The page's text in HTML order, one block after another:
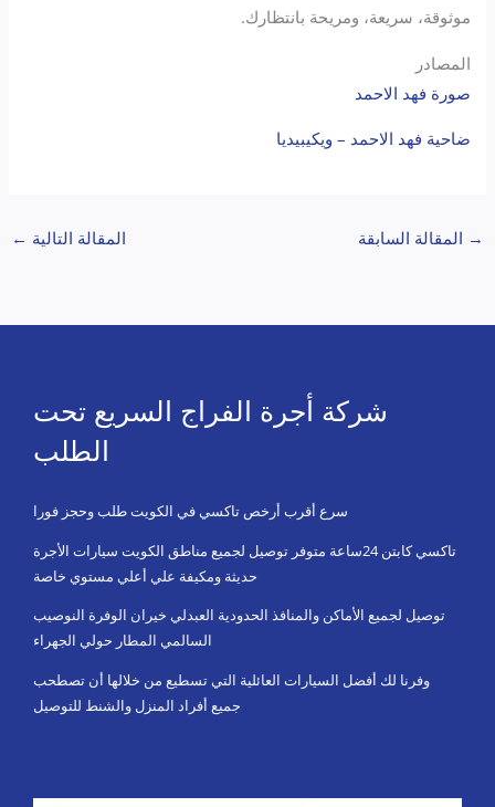
موثوقة، سريعة، ومريحة بانتظارك.
المصادر
صورة فهد الاحمد
ضاحية فهد الاحمد – ويكيبيديا
→ المقالة السابقة المقالة التالية ←
شركة أجرة الفراج السريع تحت
الطلب
سرع أقرب أرخص تاكسي في الكويت طلب وحجز فورا
تاكسي كابتن 24ساعة متوفر توصيل لجميع مناطق الكويت سيارات الأجرة
حديثة ومكيفة علي أعلي مستوي خاصة
توصيل لجميع الأماكن والمنافذ الحدودية العبدلي خيران الوفرة النوصيب
السالمي المطار حولي الجهراء
وفرنا لك أفضل السيارات العائلية التي تسطيع من خلالها أن تصطحب
جميع أفراد المنزل والشنط للتوصيل